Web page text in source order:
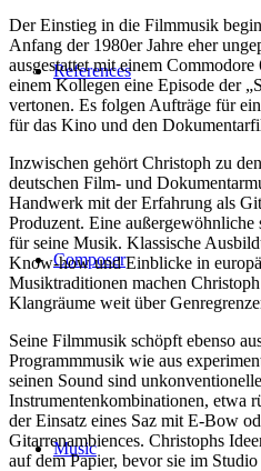
References
Composer
Music
Der Einstieg in die Filmmusik
Anfang der 1980er Jahre eher
ausgestattet mit einem
einem Kollegen eine Episode der
vertonen. Es folgen Aufträge für
für das Kino und den
Inzwischen gehört Christoph zu
deutschen Film- und
Handwerk mit der Erfahrung als
Produzent. Eine
für seine Musik. Klassische
Know‑how und Einblicke in
Musiktraditionen machen
Klangräume weit über
Seine Filmmusik schöpft ebenso
Programmmusik wie aus
seinen Sound sind
Instrumentenkombinationen, etwa
der Einsatz eines Saz mit E‑Bow
Gitarrenambiences. Christophs
auf dem Papier, bevor sie im